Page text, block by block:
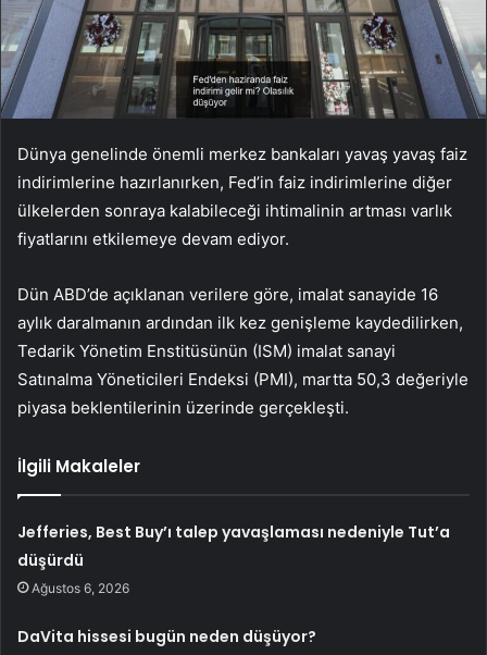
Dünya genelinde önemli merkez bankaları yavaş yavaş faiz
indirimlerine hazırlanırken, Fed’in faiz indirimlerine diğer
ülkelerden sonraya kalabileceği ihtimalinin artması varlık
fiyatlarını etkilemeye devam ediyor.
Dün ABD’de açıklanan verilere göre, imalat sanayide 16
aylık daralmanın ardından ilk kez genişleme kaydedilirken,
Tedarik Yönetim Enstitüsünün (ISM) imalat sanayi
Satınalma Yöneticileri Endeksi (PMI), martta 50,3 değeriyle
piyasa beklentilerinin üzerinde gerçekleşti.
İlgili Makaleler
Jefferies, Best Buy’ı talep yavaşlaması nedeniyle Tut’a
düşürdü
Ağustos 6, 2026
DaVita hissesi bugün neden düşüyor?